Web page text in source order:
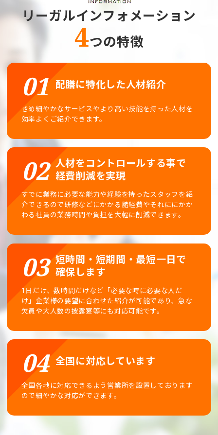
リーガルインフォメーション
4つの特徴
配膳に特化した人材紹介
きめ細やかなサービスやより高い技能を持った人材を
効率よくご紹介できます。
人材をコントロールする事で
経費削減を実現
すでに業務に必要な能力や経験を持ったスタッフを紹
介できるので研修などにかかる諸経費やそれににかか
わる社員の業務時間や負担を大幅に削減できます。
短時間・短期間・最短一日で
確保します
1日だけ、数時間だけなど「必要な時に必要な人だ
け」企業様の要望に合わせた紹介が可能であり、急な
欠員や大人数の披露宴等にも対応可能です。
全国に対応しています
全国各地に対応できるよう営業所を設置しております
ので細やかな対応ができます。